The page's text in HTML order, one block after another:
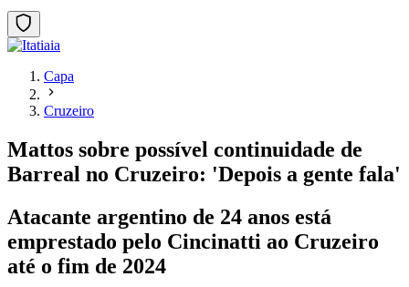
Capa
Cruzeiro
Mattos sobre possível continuidade de
Barreal no Cruzeiro: 'Depois a gente fala'
Atacante argentino de 24 anos está
emprestado pelo Cincinatti ao Cruzeiro
até o fim de 2024